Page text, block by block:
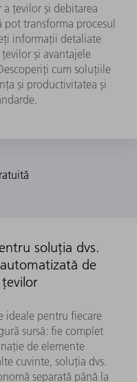
țevilor și debitarea
pot transforma procesul
informații detaliate
și avantajele
cum soluțiile
și productivitatea și
soluția dvs.
de
ideale pentru fiecare
sursă: fie complet
de elemente
cuvinte, soluția dvs.
separată până la